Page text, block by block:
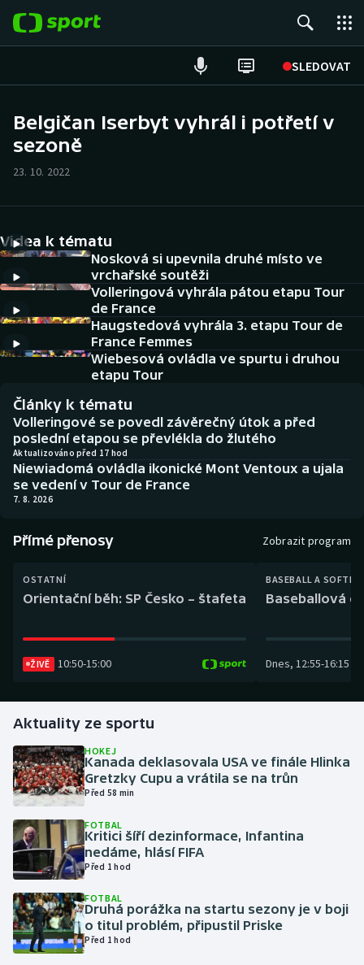
SLEDOVAT
Hokej
Cyklistika
DALŠÍ SPORTY
Americký fotbal
Baseball a softbal
Basketbal
Biatlon
Boby a skeleton
Box
Curling
Golf
Gymnastika
Házená
Jezdectví
Judo
Krasobruslení
NEPŘEHLÉDNĚTE
Historické návraty
Aplikace ČT sport
AZ kvíz
Belgičan Iserbyt vyhrál i potřetí v
sezoně
23. 10. 2022
Videa k tématu
Nosková si upevnila druhé místo ve
vrchařské soutěži
Volleringová vyhrála pátou etapu Tour
de France
Haugstedová vyhrála 3. etapu Tour de
France Femmes
Wiebesová ovládla ve spurtu i druhou
etapu Tour
Články k tématu
Volleringové se povedl závěrečný útok a před
poslední etapou se převlékla do žlutého
Aktualizováno před 17 hod
Niewiadomá ovládla ikonické Mont Ventoux a ujala
se vedení v Tour de France
7. 8. 2026
Přímé přenosy Zobrazit program
OSTATNÍ
Orientační běh: SP Česko – štafeta
ŽIVĚ 10:50-15:00
BASEBALL A
Baseballová
Dnes, 12:55-16:15
Aktuality ze sportu
HOKEJ
Kanada deklasovala USA ve finále Hlinka
Gretzky Cupu a vrátila se na trůn
Před 58 min
FOTBAL
Kritici šíří dezinformace, Infantina
nedáme, hlásí FIFA
Před 1 hod
FOTBAL
Druhá porážka na startu sezony je v boji
o titul problém, připustil Priske
Před 1 hod